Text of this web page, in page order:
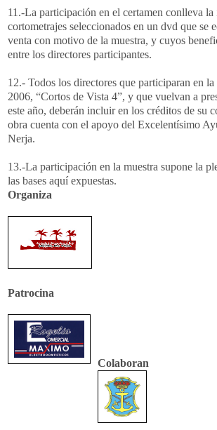
11.-La participación en el certamen conlleva
cortometrajes seleccionados en un dvd que se
venta con motivo de la muestra, y cuyos
entre los directores participantes.
12.- Todos los directores que participaran en la
2006, “Cortos de Vista 4”, y que vuelvan a
este año, deberán incluir en los créditos de su
obra cuenta con el apoyo del Excelentísimo
Nerja.
13.-La participación en la muestra supone la
las bases aquí expuestas.
Organiza
Patrocina
Colaboran